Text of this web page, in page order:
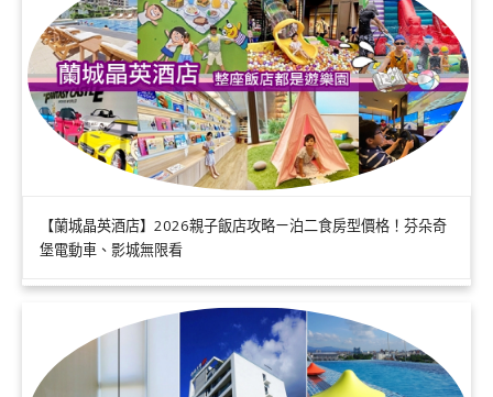
【蘭城晶英酒店】2026親子飯店攻略ㄧ泊二食房型價格！芬朵奇
堡電動車、影城無限看